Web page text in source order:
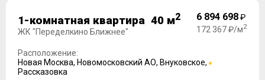
1-комнатная квартира 40 м2
ЖК "Переделкино Ближнее"
6 894 698₽
172 367 ₽/м2
Расположение:
Новая Москва, Новомосковский АО, Внуковское,
Рассказовка